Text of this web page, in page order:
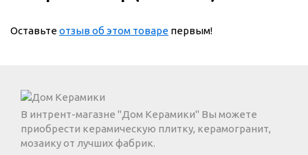
Оставьтеотзыв об этом товаре первым!
В интрент-магазне "Дом Керамики" Вы можете
приобрести керамическую плитку, керамогранит,
мозаику от лучших фабрик.